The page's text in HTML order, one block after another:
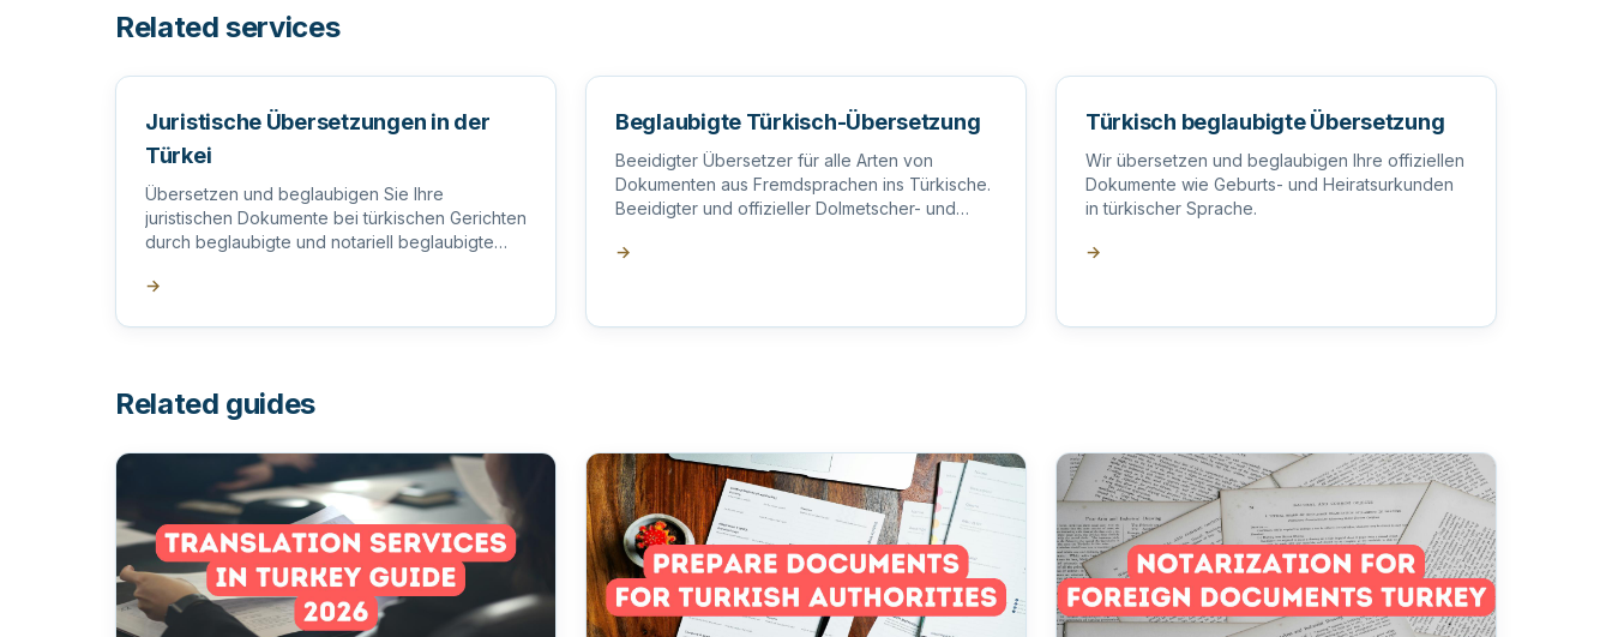
Related services
Juristische Übersetzungen in der
Türkei
Übersetzen und beglaubigen Sie Ihre
juristischen Dokumente bei türkischen Gerichten
durch beglaubigte und notariell beglaubigte
→
Beglaubigte Türkisch-Übersetzung
Beeidigter Übersetzer für alle Arten von
Dokumenten aus Fremdsprachen ins Türkische.
Beeidigter und offizieller Dolmetscher- und
→
Türkisch beglaubigte Übersetzung
Wir übersetzen und beglaubigen Ihre offiziellen
Dokumente wie Geburts- und Heiratsurkunden
in türkischer Sprache.
→
Related guides